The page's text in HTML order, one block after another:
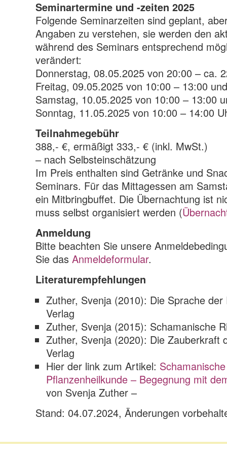
Seminartermine und -zeiten 2025
Folgende Seminarzeiten sind geplant,
Angaben zu verstehen, sie werden den
während des Seminars entsprechend
verändert:
Donnerstag, 08.05.2025 von 20:00 – ca.
Freitag, 09.05.2025 von 10:00 – 13:00
Samstag, 10.05.2025 von 10:00 – 13:00
Sonntag, 11.05.2025 von 10:00 – 14:00
Teilnahmegebühr
388,- €, ermäßigt 333,- € (inkl. MwSt.)
– nach Selbsteinschätzung
Im Preis enthalten sind Getränke und
Seminars. Für das Mittagessen am
ein Mitbringbuffet. Die Übernachtung ist
muss selbst organisiert werden (
Anmeldung
Bitte beachten Sie unsere
Sie das Anmeldeformular.
Literaturempfehlungen
Zuther, Svenja (2010): Die Sprache der
Verlag
Zuther, Svenja (2015): Schamanische
Zuther, Svenja (2020): Die Zauberkraft
Verlag
Hier der link zum Artikel:
Pflanzenheilkunde – Begegnung mit
von Svenja Zuther –
Stand: 04.07.2024, Änderungen